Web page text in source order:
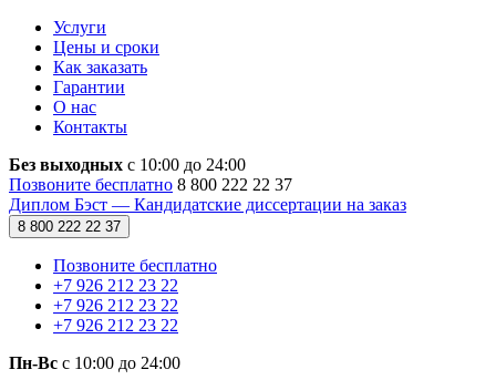
Услуги
Цены и сроки
Как заказать
Гарантии
О нас
Контакты
Без выходных с 10:00 до 24:00
Позвоните бесплатно 8 800 222 22 37
Диплом Бэст — Кандидатские диссертации на заказ
8 800 222 22 37
Позвоните бесплатно
+7 926 212 23 22
+7 926 212 23 22
+7 926 212 23 22
Пн-Вс с 10:00 до 24:00